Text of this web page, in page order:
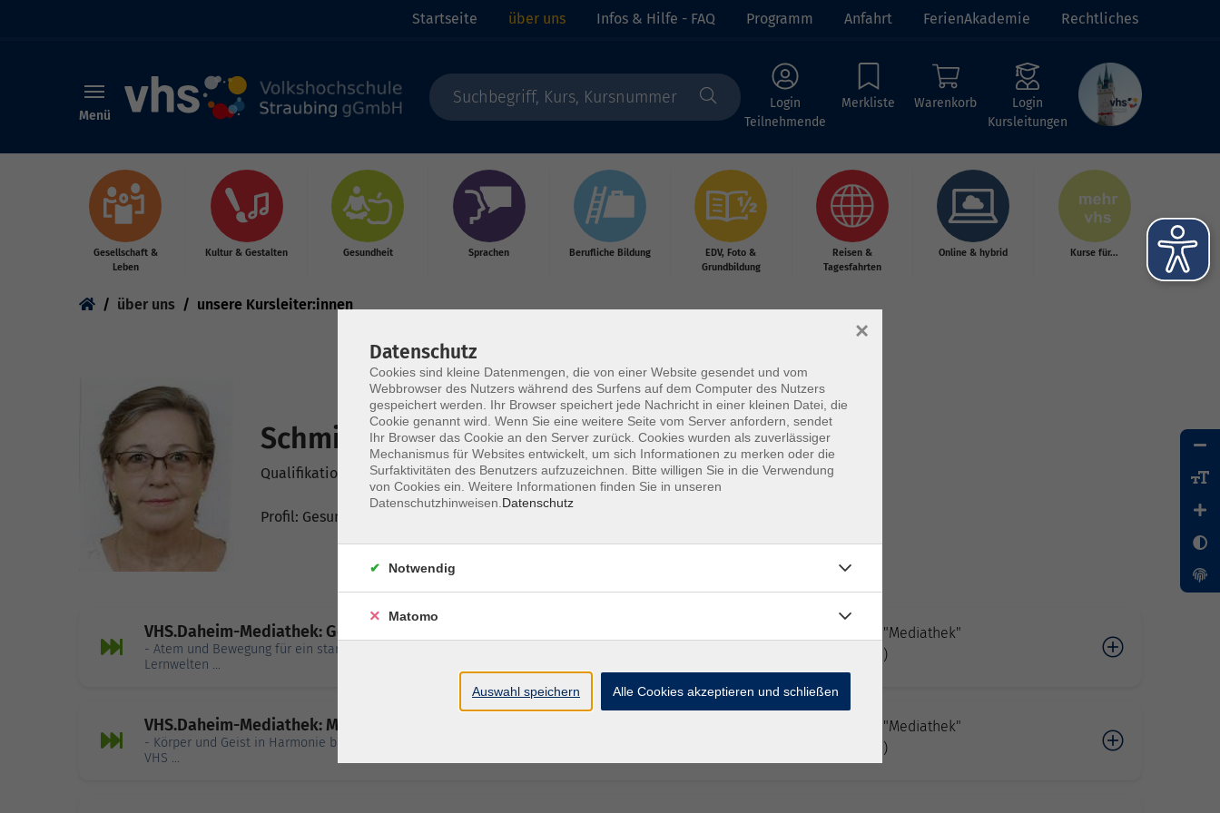
Startseite über uns Infos & Hilfe - FAQ Programm Anfahrt FerienAkademie Rechtliches
Menü
Login
Teilnehmende
Merkliste Warenkorb
Login
Kursleitungen
Gesellschaft &
Leben
Kultur & Gestalten Gesundheit Sprachen Berufliche Bildung
EDV, Foto &
Grundbildung
Reisen &
Tagesfahrten
Online & hybrid Kurse für...
über uns unsere Kursleiter:innen
Schmidt, Ursula
Qualifikation: Qigong-Lehrerin, Pilatesinstructorin, Übungsleiterin
Profil: Gesundheitsgymnastik, Pilates und Qigong
VHS.Daheim-Mediathek: Gesundheitsgymnastik im VHS.WohnZimmer
- Atem und Bewegung für ein starkes Immunsystem - ein Online-Angebot aus den Erweiterten
Lernwelten ...
Jederzeit in unserer "Mediathek"
Straubing (Online!)
VHS.Daheim-Mediathek: Mit Qigong in den Tag im VHS.WohnZimmer
- Körper und Geist in Harmonie bringen - ein Online-Angebot aus den Erweiterten Lernwelten der
VHS ...
Jederzeit in unserer "Mediathek"
Straubing (Online!)
Datenschutz
Cookies sind kleine Datenmengen, die von einer Website gesendet und vom
Webbrowser des Nutzers während des Surfens auf dem Computer des Nutzers
gespeichert werden. Ihr Browser speichert jede Nachricht in einer kleinen Datei, die
Cookie genannt wird. Wenn Sie eine weitere Seite vom Server anfordern, sendet
Ihr Browser das Cookie an den Server zurück. Cookies wurden als zuverlässiger
Mechanismus für Websites entwickelt, um sich Informationen zu merken oder die
Surfaktivitäten des Benutzers aufzuzeichnen. Bitte willigen Sie in die Verwendung
von Cookies ein. Weitere Informationen finden Sie in unseren
Datenschutzhinweisen. Datenschutz
×
Notwendig
Matomo
Auswahl speichern Alle Cookies akzeptieren und schließen